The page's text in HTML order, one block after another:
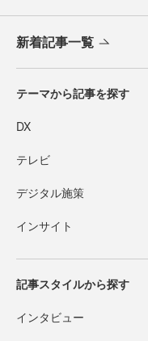
新着記事一覧
テーマから記事を探す
DX
テレビ
デジタル施策
インサイト
記事スタイルから探す
インタビュー